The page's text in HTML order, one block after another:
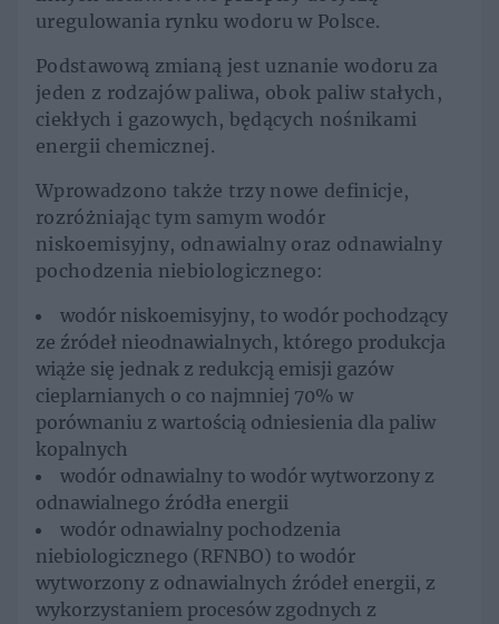
uregulowania rynku wodoru w Polsce.
Podstawową zmianą jest uznanie wodoru za
jeden z rodzajów paliwa, obok paliw stałych,
ciekłych i gazowych, będących nośnikami
energii chemicznej.
Wprowadzono także trzy nowe definicje,
rozróżniając tym samym wodór
niskoemisyjny, odnawialny oraz odnawialny
pochodzenia niebiologicznego:
wodór niskoemisyjny, to wodór pochodzący
ze źródeł nieodnawialnych, którego produkcja
wiąże się jednak z redukcją emisji gazów
cieplarnianych o co najmniej 70% w
porównaniu z wartością odniesienia dla paliw
kopalnych
wodór odnawialny to wodór wytworzony z
odnawialnego źródła energii
wodór odnawialny pochodzenia
niebiologicznego (RFNBO) to wodór
wytworzony z odnawialnych źródeł energii, z
wykorzystaniem procesów zgodnych z